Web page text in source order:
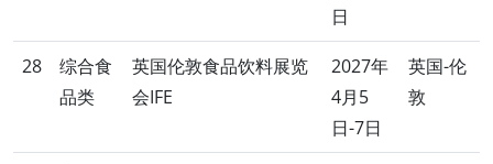
日
28
综合食
品类
英国伦敦食品饮料展览
会IFE
2027年
4月5
日-7日
英国-伦
敦